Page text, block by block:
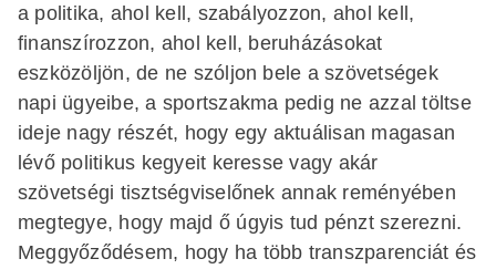
a politika, ahol kell, szabályozzon, ahol kell,
finanszírozzon, ahol kell, beruházásokat
eszközöljön, de ne szóljon bele a szövetségek
napi ügyeibe, a sportszakma pedig ne azzal töltse
ideje nagy részét, hogy egy aktuálisan magasan
lévő politikus kegyeit keresse vagy akár
szövetségi tisztségviselőnek annak reményében
megtegye, hogy majd ő úgyis tud pénzt szerezni.
Meggyőződésem, hogy ha több transzparenciát és